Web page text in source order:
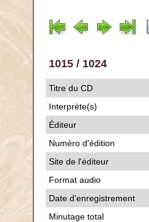
1015 / 1024
Titre du CD
Interprète(s)
Éditeur
Numéro d'édition
Site de l'éditeur
Format audio
Date d'enregistrement
Minutage total